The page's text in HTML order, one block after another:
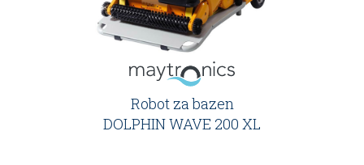
Robot za bazen
DOLPHIN WAVE 200 XL